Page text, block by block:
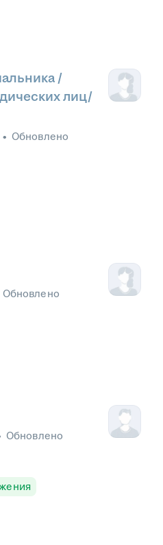
/
лиц/
• Обновлено
Обновлено
Обновлено